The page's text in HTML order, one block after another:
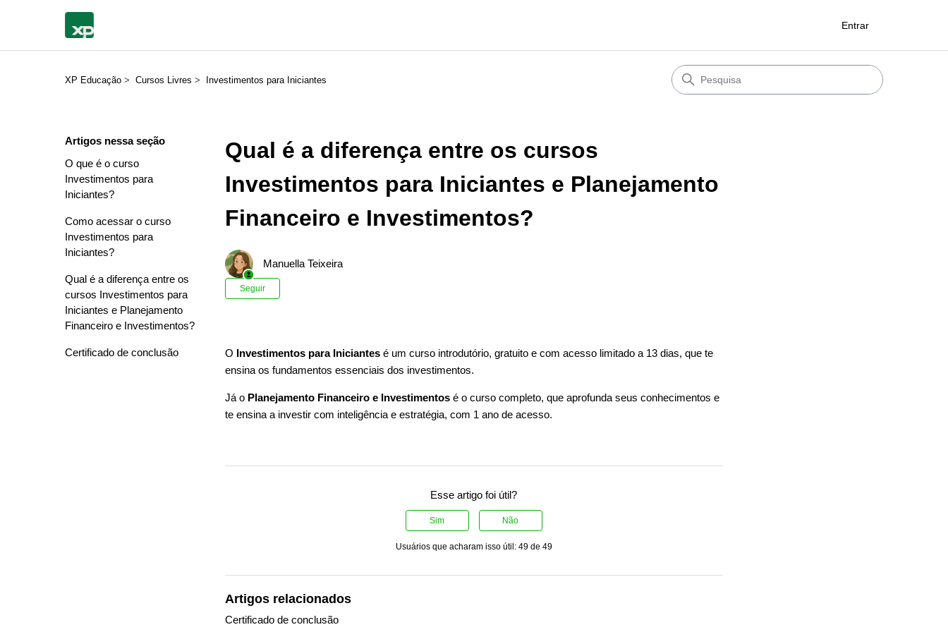
Entrar
XP Educação Cursos Livres Investimentos para Iniciantes
Artigos nessa seção
O que é o curso
Investimentos para
Iniciantes?
Como acessar o curso
Investimentos para
Iniciantes?
Qual é a diferença entre os
cursos Investimentos para
Iniciantes e Planejamento
Financeiro e Investimentos?
Certificado de conclusão
Qual é a diferença entre os cursos
Investimentos para Iniciantes e Planejamento
Financeiro e Investimentos?
Manuella Teixeira
Seguir
O Investimentos para Iniciantes é um curso introdutório, gratuito e com acesso limitado a 13 dias, que te
ensina os fundamentos essenciais dos investimentos.
Já o Planejamento Financeiro e Investimentos é o curso completo, que aprofunda seus conhecimentos e
te ensina a investir com inteligência e estratégia, com 1 ano de acesso.
Esse artigo foi útil?
Sim Não
Usuários que acharam isso útil: 49 de 49
Artigos relacionados
Certificado de conclusão